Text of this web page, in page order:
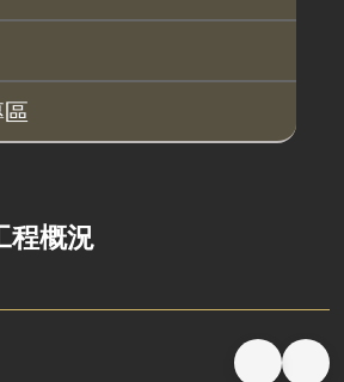
程概況